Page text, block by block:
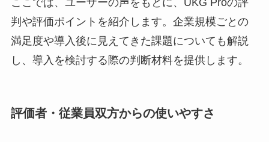
判や評価ポイントを紹介します。企業規模ごとの
満足度や導入後に見えてきた課題についても解説
し、導入を検討する際の判断材料を提供します。
評価者・従業員双方からの使いやすさ